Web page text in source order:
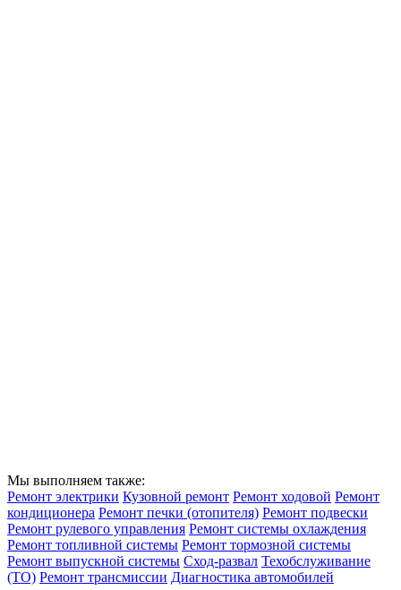
Мы выполняем также:
Ремонт электрики Кузовной ремонт Ремонт ходовой Ремонт
кондиционера Ремонт печки (отопителя) Ремонт подвески
Ремонт рулевого управления Ремонт системы охлаждения
Ремонт топливной системы Ремонт тормозной системы
Ремонт выпускной системы Сход-развал Техобслуживание
(ТО) Ремонт трансмиссии Диагностика автомобилей